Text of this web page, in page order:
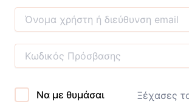
Να με θυμάσαι Ξέχασες